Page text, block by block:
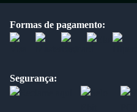
Formas de pagamento:
Segurança: